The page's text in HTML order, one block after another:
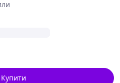
Купити